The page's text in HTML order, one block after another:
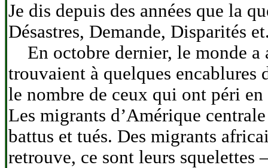
Je dis depuis des années que la
Désastres, Demande, Disparités
En octobre dernier, le monde a
trouvaient à quelques encablures
le nombre de ceux qui ont péri
Les migrants d’Amérique
battus et tués. Des migrants
retrouve, ce sont leurs squelettes